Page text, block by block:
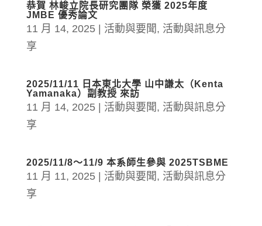
恭賀 林峻立院長研究團隊 榮獲 2025年度
JMBE 優秀論文
11 月 14, 2025| 活動與要聞, 活動與訊息分
享
2025/11/11 日本東北大學 山中謙太（Kenta
Yamanaka）副教授 來訪
11 月 14, 2025| 活動與要聞, 活動與訊息分
享
2025/11/8～11/9 本系師生參與 2025TSBME
11 月 11, 2025| 活動與要聞, 活動與訊息分
享